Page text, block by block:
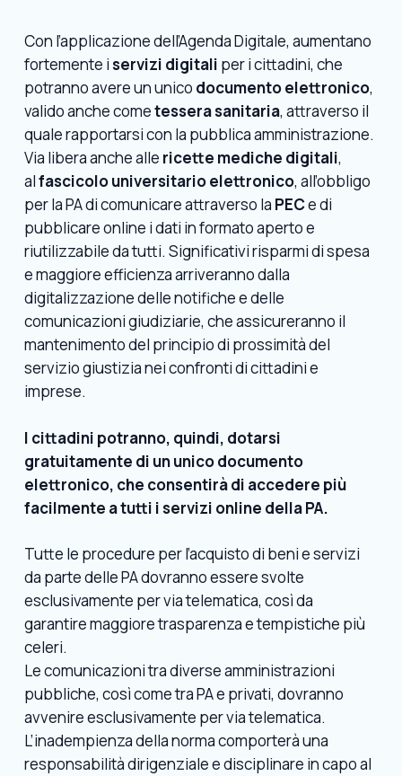
Con l’applicazione dell’Agenda Digitale, aumentano
fortemente iservizi digitali per i cittadini, che
potranno avere un unico documento elettronico,
valido anche cometesserasanitaria, attraverso il
quale rapportarsi con la pubblica amministrazione.
Via libera anche alle ricette mediche digitali,
alfascicolo universitario elettronico, all’obbligo
per la PA di comunicare attraverso la PECe di
pubblicare online i dati in formato aperto e
riutilizzabile da tutti. Significativi risparmi di spesa
e maggiore efficienza arriveranno dalla
digitalizzazione delle notifiche e delle
comunicazioni giudiziarie, che assicureranno il
mantenimento del principio di prossimità del
servizio giustizia nei confronti di cittadini e
imprese.
I cittadini potranno, quindi, dotarsi
gratuitamente di un unico documento
elettronico, che consentirà di accedere più
facilmente a tutti i servizi online della PA.
Tutte le procedure per l’acquisto di beni e servizi
da parte delle PA dovranno essere svolte
esclusivamente per via telematica, così da
garantire maggiore trasparenza e tempistiche più
celeri.
Le comunicazioni tra diverse amministrazioni
pubbliche, così come tra PA e privati, dovranno
avvenire esclusivamente per via telematica.
L’inadempienza della norma comporterà una
responsabilità dirigenziale e disciplinare in capo al